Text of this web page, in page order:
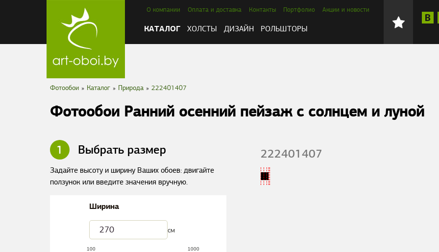
О компании Оплата и доставка Контакты Портфолио Акции и новости
КАТАЛОГ ХОЛСТЫ ДИЗАЙН РОЛЬШТОРЫ
Фотообои » Каталог » Природа » 222401407
Фотообои Ранний осенний пейзаж с солнцем и луной
1 Выбрать размер
Задайте высоту и ширину Ваших обоев: двигайте
ползунок или введите значения вручную.
Ширина
см
100 1000
222401407